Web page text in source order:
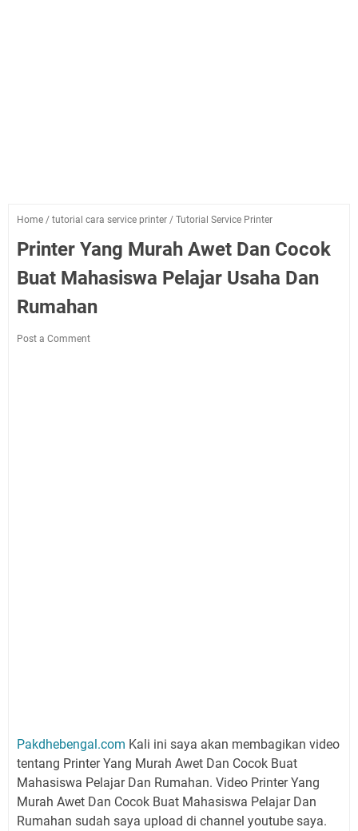
Home / tutorial cara service printer / Tutorial Service Printer
Printer Yang Murah Awet Dan Cocok
Buat Mahasiswa Pelajar Usaha Dan
Rumahan
Post a Comment
Pakdhebengal.com Kali ini saya akan membagikan video
tentang Printer Yang Murah Awet Dan Cocok Buat
Mahasiswa Pelajar Dan Rumahan. Video Printer Yang
Murah Awet Dan Cocok Buat Mahasiswa Pelajar Dan
Rumahan sudah saya upload di channel youtube saya.